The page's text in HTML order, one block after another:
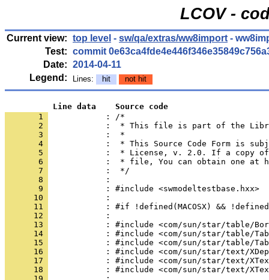
LCOV -
Current view: top level - sw/qa/extras/ww8import -
Test: commit
Date: 2014-04-11
Legend:
Lines: hit not hit
          Line data    Source code
       1
            : /*
       2
       3
       4
       5
       6
       7
       8
       9
      10
      11
      12
      13
      14
      15
      16
      17
      18